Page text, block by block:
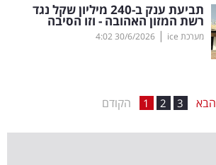
תביעת ענק ב-240 מיליון שקל נגד
רשת המזון האהובה - וזו הסיבה
מערכת ice |
30/6/2026
4:02
הקודם 1 2 3 הבא